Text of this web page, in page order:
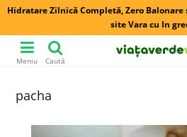
Hidratare Zilnică Completă, Zero
site Vara cu In
Meniu Caută
pacha